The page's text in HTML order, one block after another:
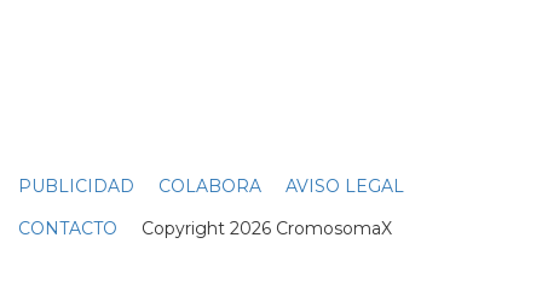
PUBLICIDAD COLABORA
AVISO LEGAL
CONTACTO Copyright 2026 CromosomaX